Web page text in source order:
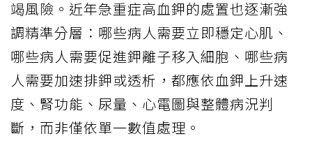
竭風險。近年急重症高血鉀的處置也逐漸強
調精準分層：哪些病人需要立即穩定心肌、
哪些病人需要促進鉀離子移入細胞、哪些病
人需要加速排鉀或透析，都應依血鉀上升速
度、腎功能、尿量、心電圖與整體病況判
斷，而非僅依單一數值處理。